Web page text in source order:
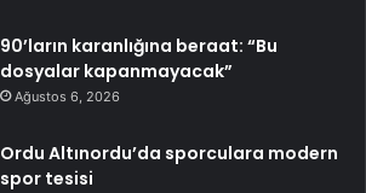
90’ların karanlığına beraat: “Bu
dosyalar kapanmayacak”
Ağustos 6, 2026
Ordu Altınordu’da sporculara modern
spor tesisi